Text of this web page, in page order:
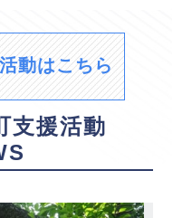
動はこちら
支援活動